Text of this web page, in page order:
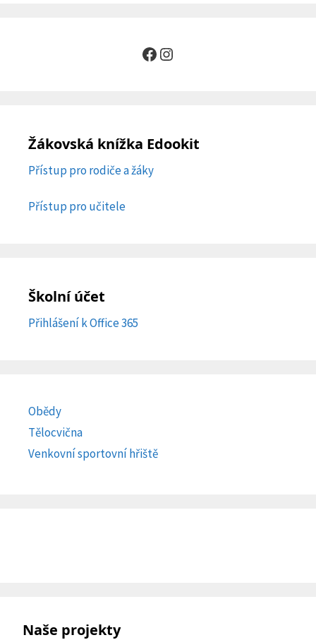
Facebook
Instagram
Žákovská knížka Edookit
Přístup pro rodiče a žáky
Přístup pro učitele
Školní účet
Přihlášení k Office 365
Obědy
Tělocvična
Venkovní sportovní hřiště
Naše projekty